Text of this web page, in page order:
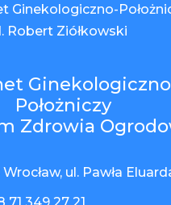
Ginekologiczno-
Robert Ziółkowski
Położniczy
Zdrowia
ul. Pawła